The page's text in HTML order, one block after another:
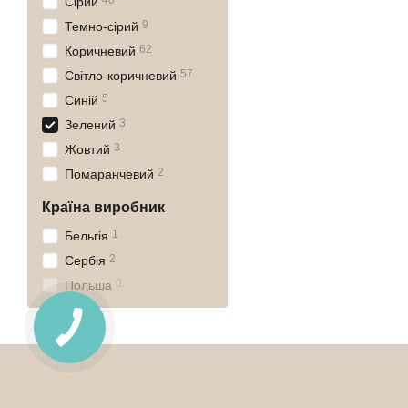
Темно-сірий 9
Коричневий 62
Світло-коричневий 57
Синій 5
Зелений 3
Жовтий 3
Помаранчевий 2
Країна виробник
Бельгія 1
Сербія 2
Польша 0